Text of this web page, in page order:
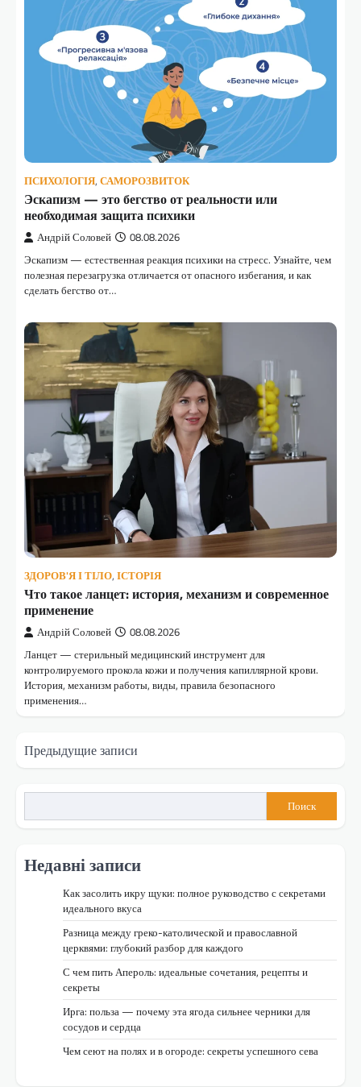
ПСИХОЛОГІЯ, САМОРОЗВИТОК
Эскапизм — это бегство от реальности или
необходимая защита психики
Андрій Соловей 08.08.2026
Эскапизм — естественная реакция психики на стресс. Узнайте, чем
полезная перезагрузка отличается от опасного избегания, и как
сделать бегство от…
ЗДОРОВ'Я І ТІЛО, ІСТОРІЯ
Что такое ланцет: история, механизм и современное
применение
Андрій Соловей 08.08.2026
Ланцет — стерильный медицинский инструмент для
контролируемого прокола кожи и получения капиллярной крови.
История, механизм работы, виды, правила безопасного
применения…
Навигация
по
записям
Предыдущие записи
Поиск
Недавні записи
Как засолить икру щуки: полное руководство с секретами
идеального вкуса
Разница между греко-католической и православной
церквями: глубокий разбор для каждого
С чем пить Апероль: идеальные сочетания, рецепты и
секреты
Ирга: польза — почему эта ягода сильнее черники для
сосудов и сердца
Чем сеют на полях и в огороде: секреты успешного сева